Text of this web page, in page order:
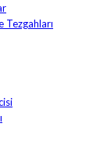
Tezgahları